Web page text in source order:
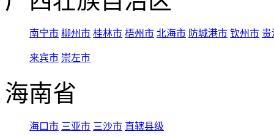
南宁市 柳州市 桂林市 梧州市 北海市 防城港市 钦州市 贵
来宾市 崇左市
海南省
海口市 三亚市 三沙市 直辖县级